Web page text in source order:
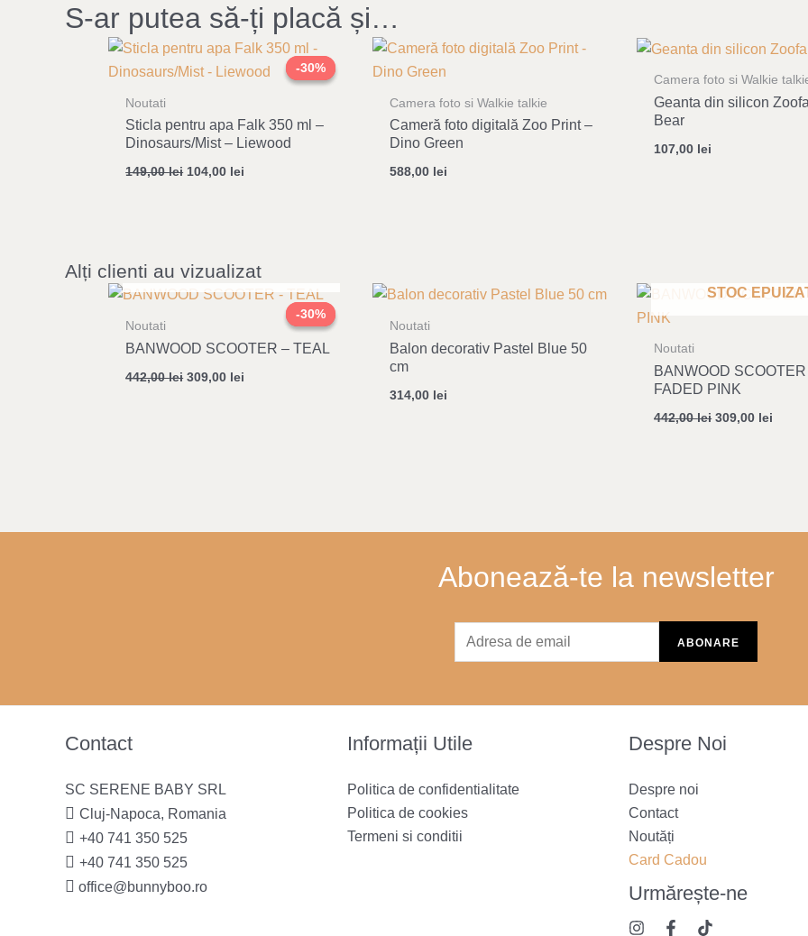
S-ar putea să-ți placă și…
-30%
-30%
Noutati
Sticla pentru apa Falk 350 ml –
Dinosaurs/Mist – Liewood
149,00lei
Original
price
was:
104,00 lei
Current
is:
Camera foto si Walkie talkie
Cameră foto digitală Zoo Print –
Dino Green
588,00 lei
Camera foto si Walkie
Geanta din silicon
Bear
107,00 lei
Alți clienti au vizualizat
-30%
STOC EPUIZAT
-30%
Noutati
BANWOOD SCOOTER – TEAL
442,00lei
Original
309,00 lei
Current
Noutati
Balon decorativ Pastel Blue 50
cm
314,00 lei
STOC
Noutati
BANWOOD
FADED PINK
442,00lei
Original
309,00 lei
Abonează-te la newsletter
Contact
SC SERENE BABY SRL
Cluj-Napoca, Romania
+40 741 350 525
+40 741 350 525
office@bunnyboo.ro
Informații Utile
Politica de confidentialitate
Politica de cookies
Termeni si conditii
Despre Noi
Despre noi
Contact
Noutăți
Card Cadou
Urmărește-ne